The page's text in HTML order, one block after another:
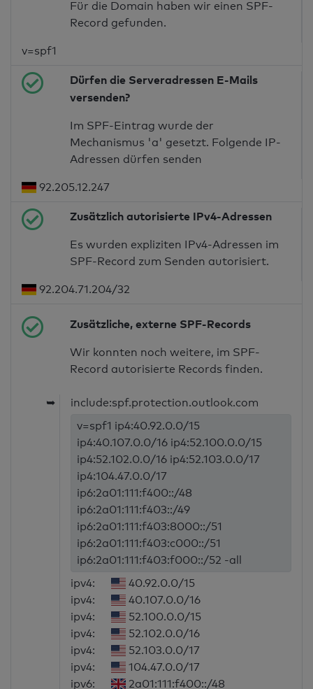
Für die Domain haben wir einen SPF-
Record gefunden.
v=spf1
Dürfen die Serveradressen E-Mails
versenden?
Im SPF-Eintrag wurde der
Mechanismus 'a' gesetzt. Folgende IP-
Adressen dürfen senden
92.205.12.247
Zusätzlich autorisierte IPv4-Adressen
Es wurden expliziten IPv4-Adressen im
SPF-Record zum Senden autorisiert.
92.204.71.204/32
Zusätzliche, externe SPF-Records
Wir konnten noch weitere, im SPF-
Record autorisierte Records finden.
➥
include:spf.protection.outlook.com
v=spf1 ip4:40.92.0.0/15
ip4:40.107.0.0/16 ip4:52.100.0.0/15
ip4:52.102.0.0/16 ip4:52.103.0.0/17
ip4:104.47.0.0/17
ip6:2a01:111:f400::/48
ip6:2a01:111:f403::/49
ip6:2a01:111:f403:8000::/51
ip6:2a01:111:f403:c000::/51
ip6:2a01:111:f403:f000::/52 -all
ipv4:
40.92.0.0/15
ipv4:
40.107.0.0/16
ipv4:
52.100.0.0/15
ipv4:
52.102.0.0/16
ipv4:
52.103.0.0/17
ipv4:
104.47.0.0/17
ipv6:
2a01:111:f400::/48